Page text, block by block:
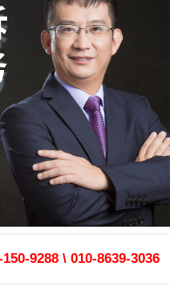
150-9288 \ 010-8639-3036